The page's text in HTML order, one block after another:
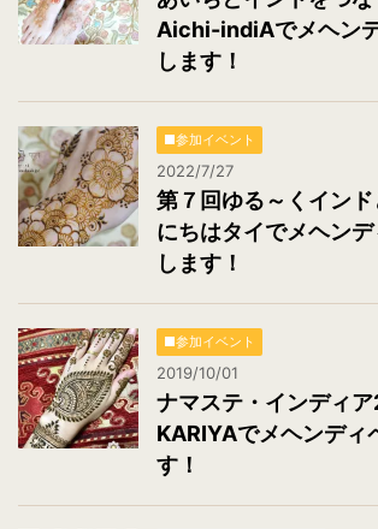
Aichi-indiAでメヘン
します！
■参加イベント
2022/7/27
第７回ゆる～くイン
にちはタイでメヘン
します！
■参加イベント
2019/10/01
ナマステ・インディ
KARIYAでメヘンディ
す！